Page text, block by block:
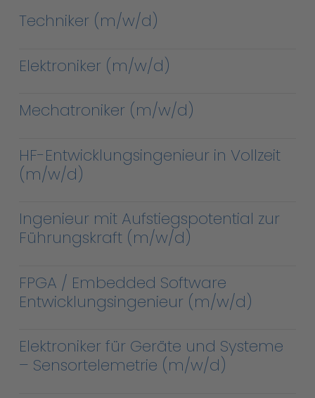
Techniker (m/w/d)
Elektroniker (m/w/d)
Mechatroniker (m/w/d)
HF-Entwicklungsingenieur in Vollzeit
(m/w/d)
Ingenieur mit Aufstiegspotential zur
Führungskraft (m/w/d)
FPGA / Embedded Software
Entwicklungsingenieur (m/w/d)
Elektroniker für Geräte und Systeme
– Sensortelemetrie (m/w/d)